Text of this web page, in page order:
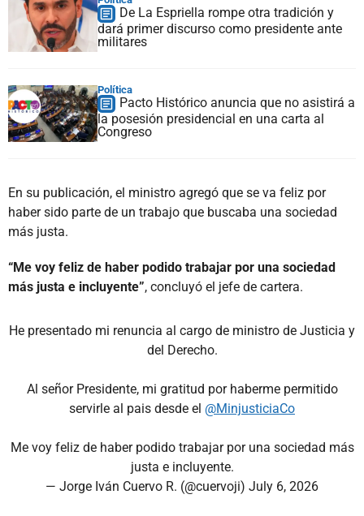
De La Espriella rompe otra tradición y
dará primer discurso como presidente ante
militares
Política
Pacto Histórico anuncia que no asistirá a
la posesión presidencial en una carta al
Congreso
En su publicación, el ministro agregó que se va feliz por
haber sido parte de un trabajo que buscaba una sociedad
más justa.
“Me voy feliz de haber podido trabajar por una sociedad
más justa e incluyente”, concluyó el jefe de cartera.
He presentado mi renuncia al cargo de ministro de Justicia y
del Derecho.
Al señor Presidente, mi gratitud por haberme permitido
servirle al pais desde el @MinjusticiaCo
Me voy feliz de haber podido trabajar por una sociedad más
justa e incluyente.
— Jorge Iván Cuervo R. (@cuervoji) July 6, 2026